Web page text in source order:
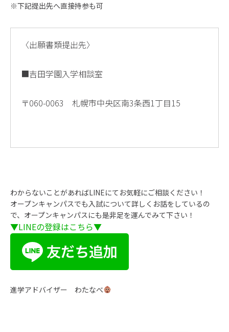
※下記提出先へ直接持参も可
〈出願書類提出先〉
■吉田学園入学相談室
〒060-0063 札幌市中央区南3条西1丁目15
わからないことがあればLINEにてお気軽にご相談ください！
オープンキャンパスでも入試について詳しくお話をしているの
で、オープンキャンパスにも是非足を運んでみて下さい！
▼LINEの登録はこちら▼
進学アドバイザー わたなべ